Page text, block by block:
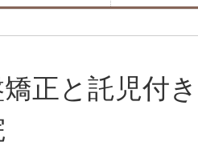
正と託児付